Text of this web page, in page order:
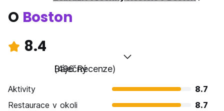
O Boston
8.4
Báječný
(496 Recenze)
Aktivity
8.7
Restaurace v okoli
8.7